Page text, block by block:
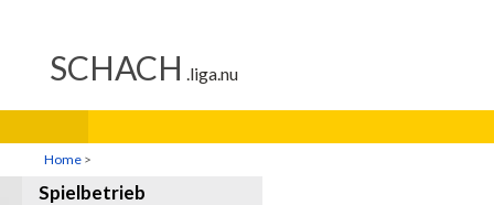
Home >
Spielbetrieb